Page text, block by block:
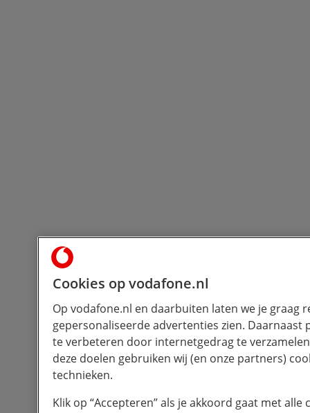
Cookies op vodafone.nl
Op vodafone.nl en daarbuiten laten we je graag
gepersonaliseerde advertenties zien. Daarnaast
te verbeteren door internetgedrag te
deze doelen gebruiken wij (en onze partners)
technieken.
Klik op “Accepteren” als je akkoord gaat met alle